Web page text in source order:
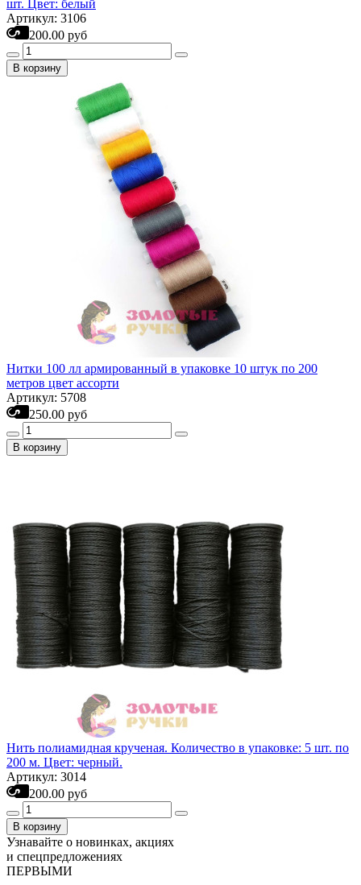
шт. Цвет: белый
Артикул: 3106
200.00 руб
В корзину
Нитки 100 лл армированный в упаковке 10 штук по 200
метров цвет ассорти
Артикул: 5708
250.00 руб
В корзину
Нить полиамидная крученая. Количество в упаковке: 5 шт. по
200 м. Цвет: черный.
Артикул: 3014
200.00 руб
В корзину
Узнавайте о новинках, акциях
и спецпредложениях
ПЕРВЫМИ